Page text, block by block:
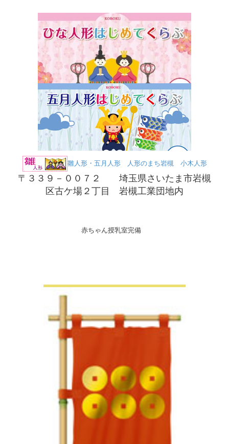
雛人形・五月人形 人形のまち岩槻 小木人形
〒３３９－００７２ 埼玉県さいたま市岩槻
区古ケ場２丁目 岩槻工業団地内
赤ちゃん授乳室完備